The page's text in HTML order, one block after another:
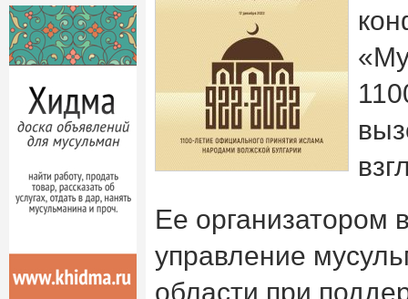
Ее организатором
управление
области при